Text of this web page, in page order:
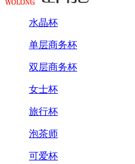
水晶杯
单层商务杯
双层商务杯
女士杯
旅行杯
泡茶师
可爱杯